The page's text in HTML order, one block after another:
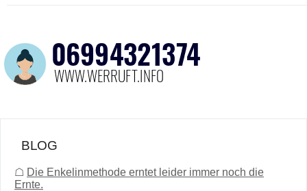
BLOG
☖ Die Enkelinmethode erntet leider immer noch die
Ernte.